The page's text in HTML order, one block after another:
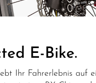
E-Bike.
Ihr Fahrerlebnis auf